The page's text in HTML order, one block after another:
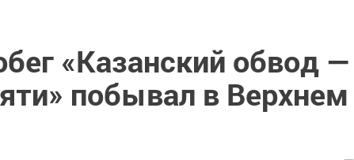
«Казанский обвод —
побывал в Верхнем